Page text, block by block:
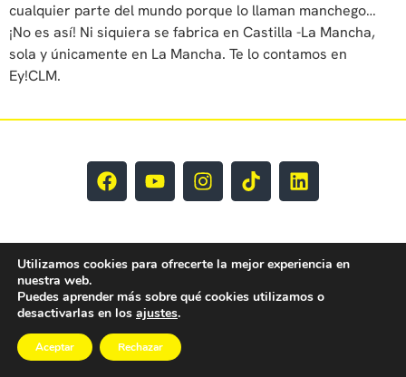
cualquier parte del mundo porque lo llaman manchego…
¡No es así! Ni siquiera se fabrica en Castilla -La Mancha,
sola y únicamente en La Mancha. Te lo contamos en
Ey!CLM.
EY CLM Todos los derechos reservados © 2025
Utilizamos cookies para ofrecerte la mejor experiencia en
nuestra web.
Puedes aprender más sobre qué cookies utilizamos o
desactivarlas en los ajustes.
Aceptar Rechazar